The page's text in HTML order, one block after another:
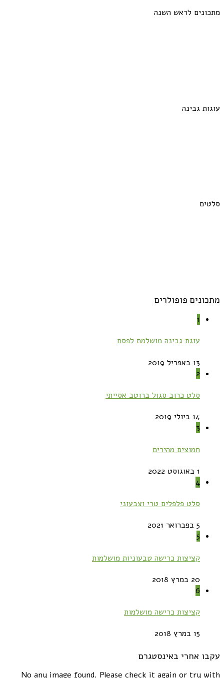
מתכונים לראש השנה
עוגות גבינה
סלטים
מתכונים פופולרים
1
עוגת גבינה מושלמת לפסח
13 באפריל 2019
2
סלט כרוב סגול ברוטב אסייתי
14 ביולי 2019
3
חמוצים מהירים
1 באוגוסט 2022
4
סלט פלפלים טרי וצבעוני
5 בפברואר 2021
5
קציצות כרישה טבעוניות מושלמות
20 במרץ 2018
6
קציצות כרישה מושלמות
15 במרץ 2018
עקבו אחרי באינסטגרם
No any image found. Please check it again or try with